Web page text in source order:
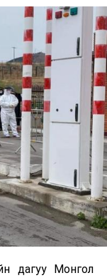
дагуу Монгол